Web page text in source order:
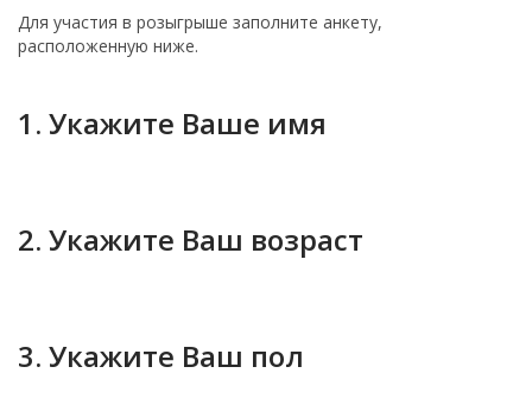
Для участия в розыгрыше заполните анкету,
расположенную ниже.
1. Укажите Ваше имя
2. Укажите Ваш возраст
3. Укажите Ваш пол